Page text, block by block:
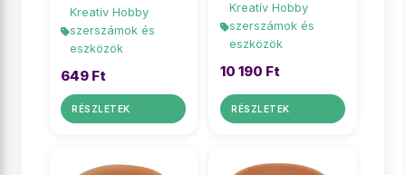
Kreatív Hobby
szerszámok és
eszközök
649 Ft
RÉSZLETEK
Kreatív Hobby
szerszámok és
eszközök
10 190 Ft
RÉSZLETEK